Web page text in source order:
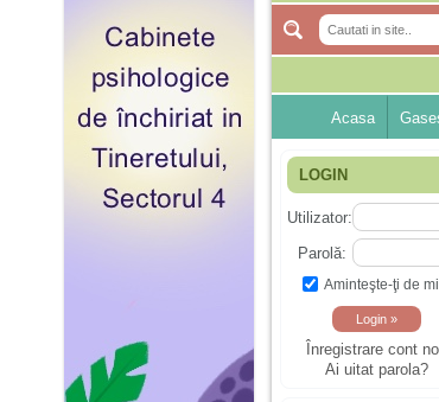
Acasa
LOGIN
Utilizator:
Parolă:
Aminteşte-ţi de
Înregistrare cont
Ai uitat parola?